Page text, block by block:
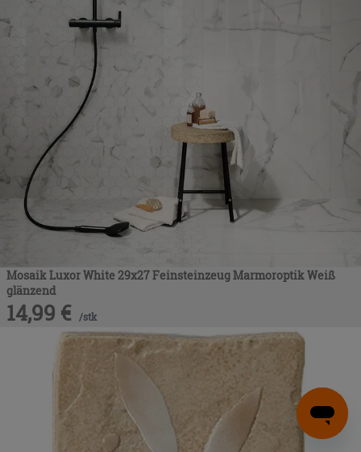
Mosaik Luxor White 29x27 Feinsteinzeug Marmoroptik Weiß
glänzend
14,99 € /stk